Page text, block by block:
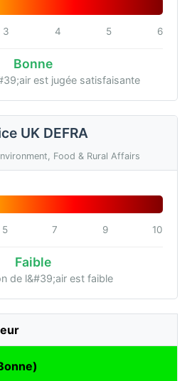
3 4 5 6
Bonne
est jugée satisfaisante
UK DEFRA
Food & Rural Affairs
5 7 9 10
Faible
de l&#39;air est faible